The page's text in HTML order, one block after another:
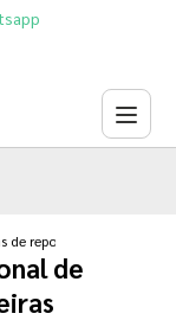
para menopausa
de reposicao hormonal
de